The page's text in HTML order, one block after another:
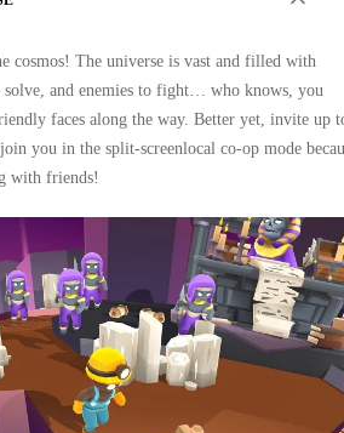
cosmos! The universe is vast and filled with
solve, and enemies to fight… who knows, you
faces along the way. Better yet, invite up
you in the split-screenlocal co-op mode
with friends!